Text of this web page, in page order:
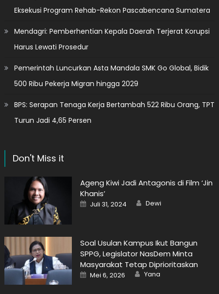
Eksekusi Program Rehab-Rekon Pascabencana Sumatera
Mendagri: Pemberhentian Kepala Daerah Terjerat Korupsi
Harus Lewati Prosedur
Pemerintah Luncurkan Asta Mandala SMK Go Global, Bidik
500 Ribu Pekerja Migran hingga 2029
BPS: Serapan Tenaga Kerja Bertambah 522 Ribu Orang, TPT
Turun Jadi 4,65 Persen
Don't Miss it
Ageng Kiwi Jadi Antagonis di Film ‘Jin
Khanis’
Posted
on
Juli 31, 2024 Author
Dewi
Soal Usulan Kampus Ikut Bangun
SPPG, Legislator NasDem Minta
Masyarakat Tetap Diprioritaskan
Posted
on
Mei 6, 2026 Author
Yana